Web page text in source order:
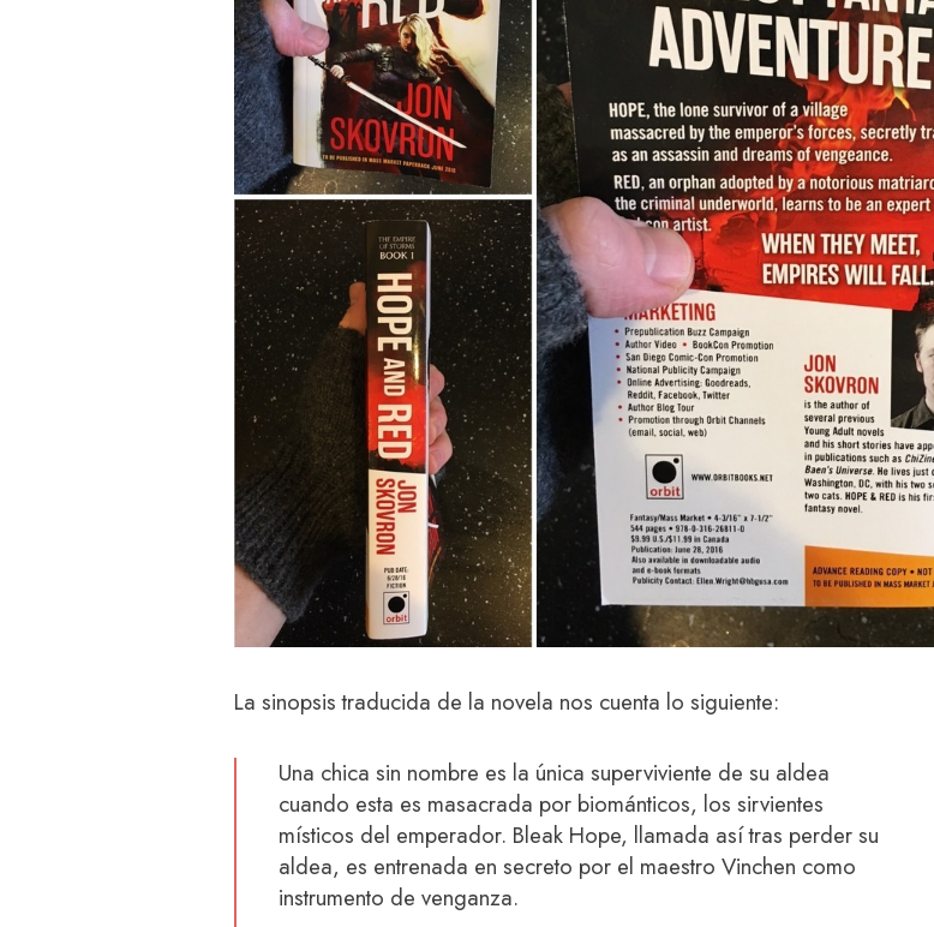
La sinopsis traducida de la novela nos cuenta lo siguiente:
Una chica sin nombre es la única superviviente de su aldea
cuando esta es masacrada por biománticos, los sirvientes
místicos del emperador. Bleak Hope, llamada así tras perder su
aldea, es entrenada en secreto por el maestro Vinchen como
instrumento de venganza.